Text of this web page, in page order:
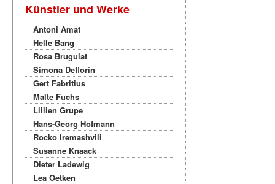
Künstler und Werke
Antoni Amat
Helle Bang
Rosa Brugulat
Simona Deflorin
Gert Fabritius
Malte Fuchs
Lillien Grupe
Hans-Georg Hofmann
Rocko Iremashvili
Susanne Knaack
Dieter Ladewig
Lea Oetken